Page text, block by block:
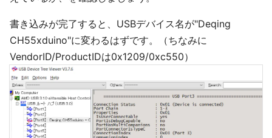
書き込みが完了すると、USBデバイス名が"Deqing
CH55xduino"に変わるはずです。（ちなみに
VendorID/ProductIDは0x1209/0xc550）